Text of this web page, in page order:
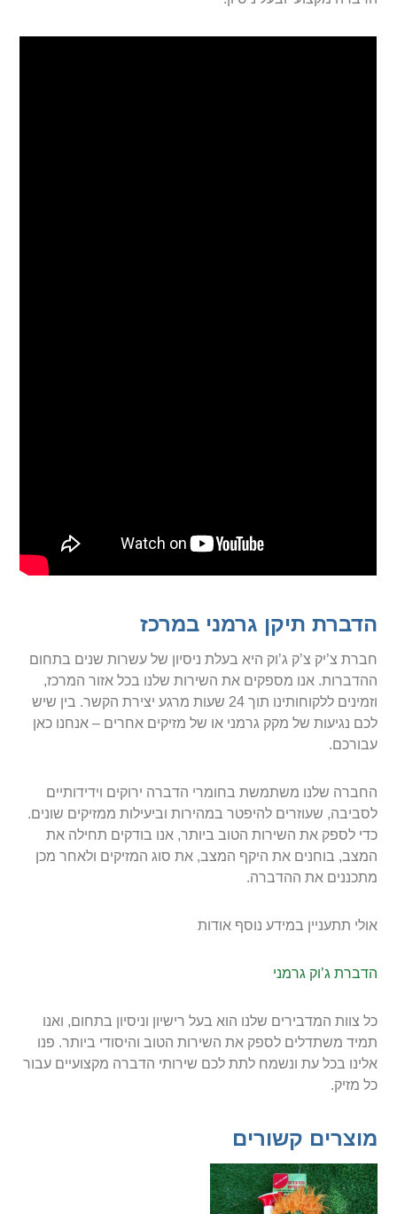
הדברת תיקן גרמני במרכז
חברת צ’יק צ’ק ג’וק היא בעלת ניסיון של עשרות שנים בתחום
ההדברות. אנו מספקים את השירות שלנו בכל אזור המרכז,
וזמינים ללקוחותינו תוך 24 שעות מרגע יצירת הקשר. בין שיש
לכם נגיעות של מקק גרמני או של מזיקים אחרים – אנחנו כאן
עבורכם.
החברה שלנו משתמשת בחומרי הדברה ירוקים וידידותיים
לסביבה, שעוזרים להיפטר במהירות וביעילות ממזיקים שונים.
כדי לספק את השירות הטוב ביותר, אנו בודקים תחילה את
המצב, בוחנים את היקף המצב, את סוג המזיקים ולאחר מכן
מתכננים את ההדברה.
אולי תתעניין במידע נוסף אודות
הדברת ג’וק גרמני
כל צוות המדבירים שלנו הוא בעל רישיון וניסיון בתחום, ואנו
תמיד משתדלים לספק את השירות הטוב והיסודי ביותר. פנו
אלינו בכל עת ונשמח לתת לכם שירותי הדברה מקצועיים עבור
כל מזיק.
מוצרים קשורים